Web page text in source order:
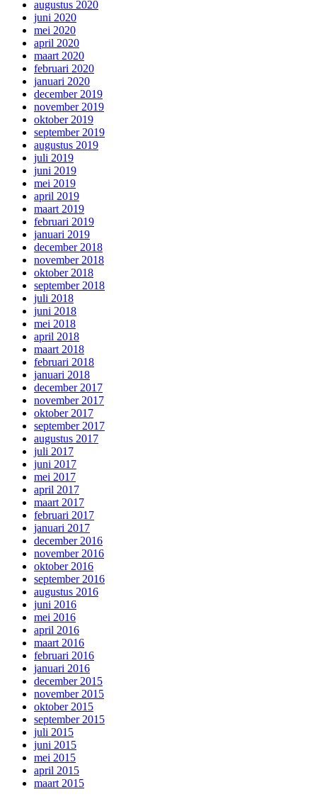
augustus 2020
juni 2020
mei 2020
april 2020
maart 2020
februari 2020
januari 2020
december 2019
november 2019
oktober 2019
september 2019
augustus 2019
juli 2019
juni 2019
mei 2019
april 2019
maart 2019
februari 2019
januari 2019
december 2018
november 2018
oktober 2018
september 2018
juli 2018
juni 2018
mei 2018
april 2018
maart 2018
februari 2018
januari 2018
december 2017
november 2017
oktober 2017
september 2017
augustus 2017
juli 2017
juni 2017
mei 2017
april 2017
maart 2017
februari 2017
januari 2017
december 2016
november 2016
oktober 2016
september 2016
augustus 2016
juni 2016
mei 2016
april 2016
maart 2016
februari 2016
januari 2016
december 2015
november 2015
oktober 2015
september 2015
juli 2015
juni 2015
mei 2015
april 2015
maart 2015